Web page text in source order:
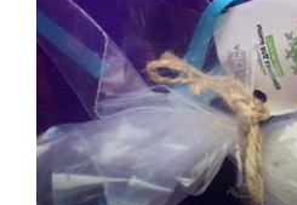
есть вся информация от
применения, адреса
белый, через